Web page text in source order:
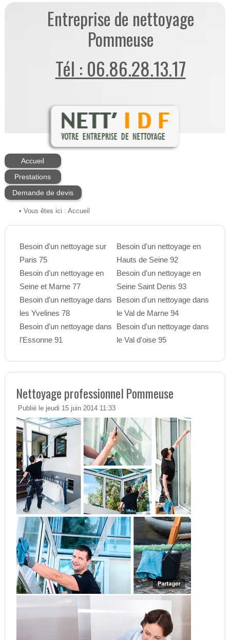
Entreprise de nettoyage
Pommeuse
Tél : 06.86.28.13.17
Accueil
Prestations
Demande de devis
• Vous êtes ici : Accueil
Besoin d'un nettoyage sur
Paris 75
Besoin d'un nettoyage en
Seine et Marne 77
Besoin d'un nettoyage dans
les Yvelines 78
Besoin d'un nettoyage dans
l'Essonne 91
Besoin d'un nettoyage en
Hauts de Seine 92
Besoin d'un nettoyage en
Seine Saint Denis 93
Besoin d'un nettoyage dans
le Val de Marne 94
Besoin d'un nettoyage dans
le Val d'oise 95
Nettoyage professionnel Pommeuse
Publié le jeudi 15 juin 2014 11:33